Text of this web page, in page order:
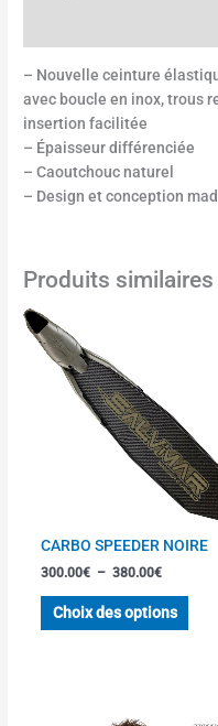
– Nouvelle ceinture
avec boucle en inox, trous
insertion facilitée
– Épaisseur différenciée
– Caoutchouc naturel
– Design et conception
Produits similaires
CARBO SPEEDER NOIRE
300.00€ – 380.00€
380.00€
Choix des options
Les
être
du